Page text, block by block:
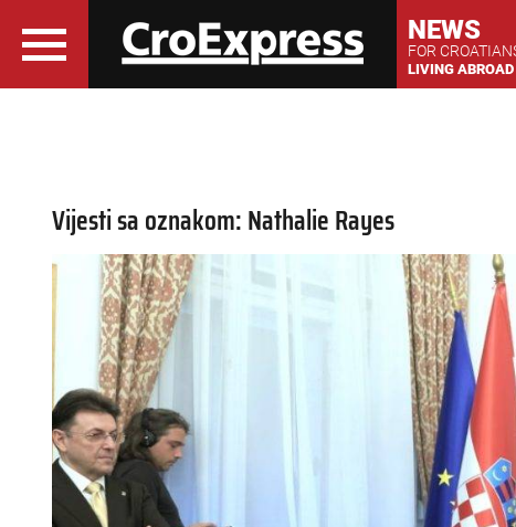
NEWS
FOR
LIVING ABROAD
Vijesti sa oznakom: Nathalie Rayes